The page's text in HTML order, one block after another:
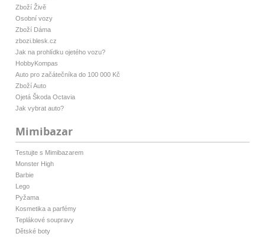
Zboží Živě
Osobní vozy
Zboží Dáma
zbozi.blesk.cz
Jak na prohlídku ojetého vozu?
HobbyKompas
Auto pro začátečníka do 100 000 Kč
Zboží Auto
Ojetá Škoda Octavia
Jak vybrat auto?
Mimibazar
Testujte s Mimibazarem
Monster High
Barbie
Lego
Pyžama
Kosmetika a parfémy
Teplákové soupravy
Dětské boty